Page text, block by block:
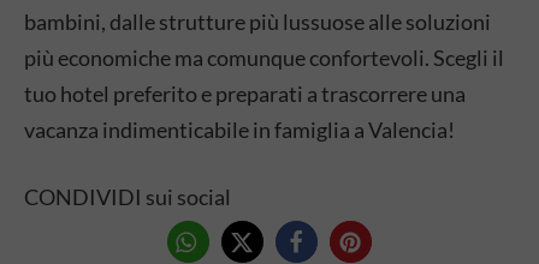
bambini, dalle strutture più lussuose alle soluzioni
più economiche ma comunque confortevoli. Scegli il
tuo hotel preferito e preparati a trascorrere una
vacanza indimenticabile in famiglia a Valencia!
CONDIVIDI sui social